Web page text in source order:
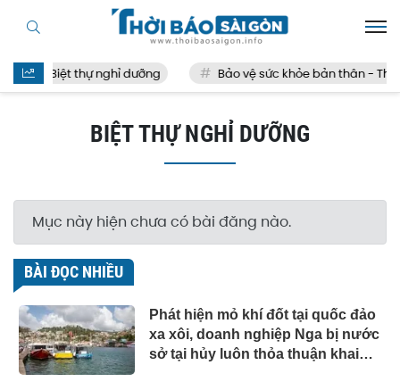
Biệt thự nghỉ dưỡng Bảo vệ sức khỏe bản thân -
BIỆT THỰ NGHỈ DƯỠNG
Mục này hiện chưa có bài đăng nào.
BÀI ĐỌC NHIỀU
Phát hiện mỏ khí đốt tại quốc đảo
xa xôi, doanh nghiệp Nga bị nước
sở tại hủy luôn thỏa thuận khai